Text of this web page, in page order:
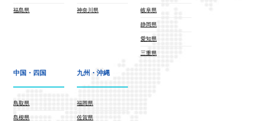
福島県 神奈川県 岐阜県
静岡県
愛知県
三重県
中国・四国
鳥取県
島根県
九州・沖縄
福岡県
佐賀県